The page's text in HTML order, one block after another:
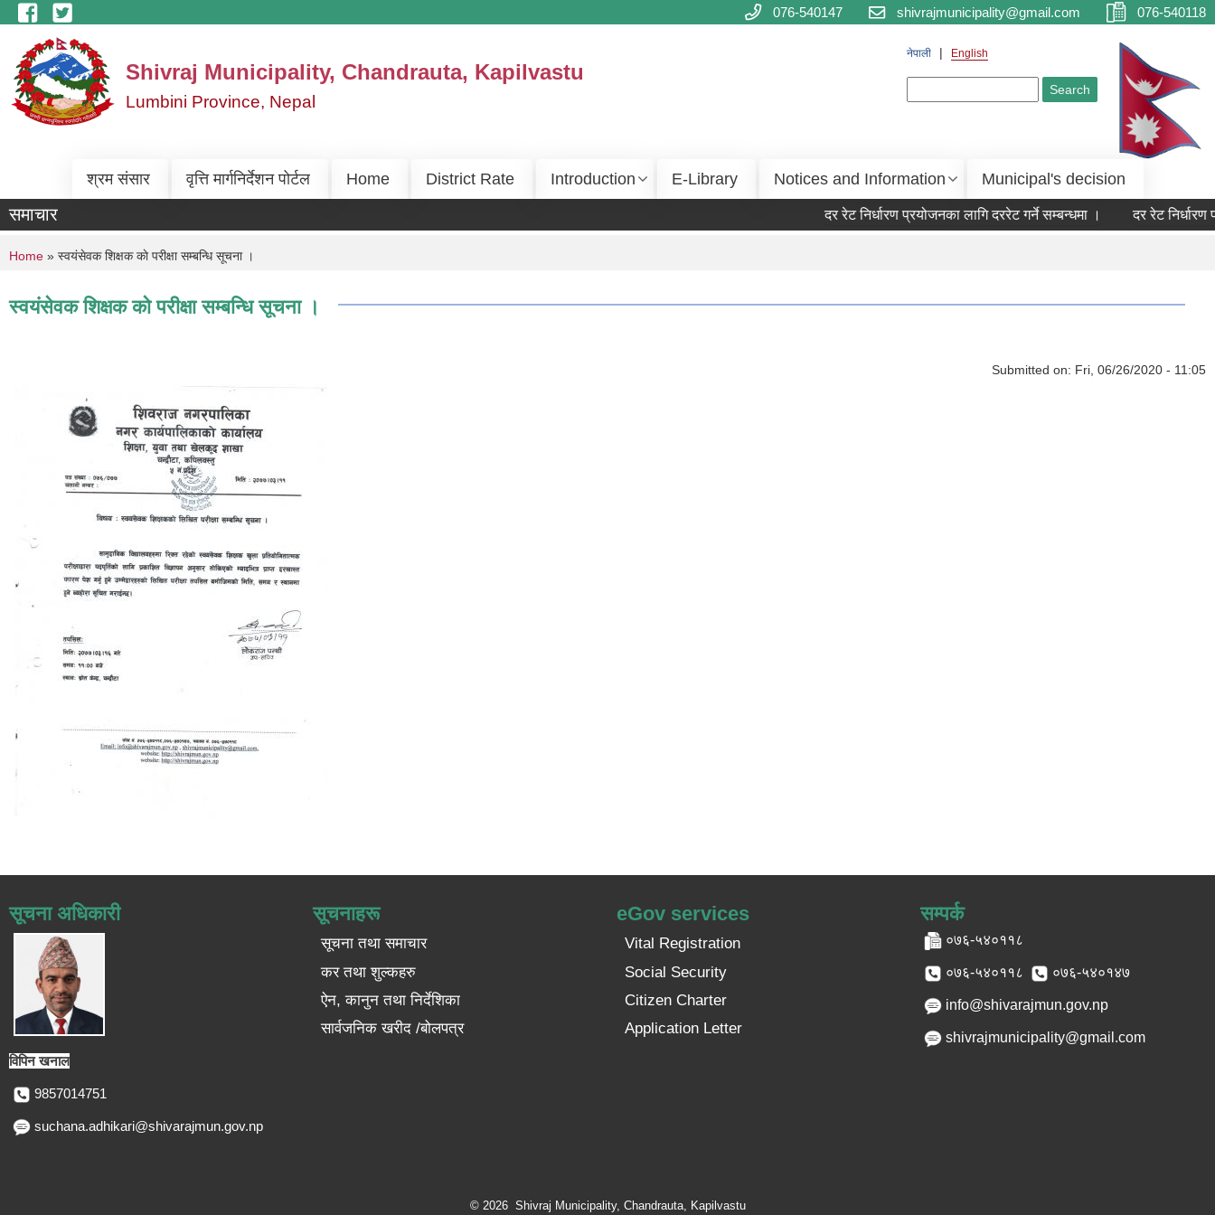
Skip to main content 076-540147 shivrajmunicipality@gmail.com 076-540118
Shivraj Municipality, Chandrauta, Kapilvastu
Lumbini Province, Nepal
नेपाली English
श्रम संसार वृत्ति मार्गनिर्देशन पोर्टल Home District Rate Introduction E-Library Notices and Information Municipal's decision
समाचार दर रेट निर्धारण प्रयोजनका लागि दररेट गर्ने सम्बन्धमा । दर रेट निर्धारण
You are here
Home » स्वयंसेवक शिक्षक काे परीक्षा सम्बन्धि सूचना ।
स्वयंसेवक शिक्षक काे परीक्षा सम्बन्धि सूचना ।
Submitted on: Fri, 06/26/2020 - 11:05
सूचना अधिकारी
विपिन खनाल
9857014751
suchana.adhikari@shivarajmun.gov.np
सूचनाहरू
सूचना तथा समाचार
कर तथा शुल्कहरु
ऐन, कानुन तथा निर्देशिका
सार्वजनिक खरीद /बोलपत्र
eGov services
Vital Registration
Social Security
Citizen Charter
Application Letter
सम्पर्क
०७६-५४०११८
०७६-५४०११८ ०७६-५४०१४७
info@shivarajmun.gov.np
shivrajmunicipality@gmail.com
© 2026 Shivraj Municipality, Chandrauta, Kapilvastu